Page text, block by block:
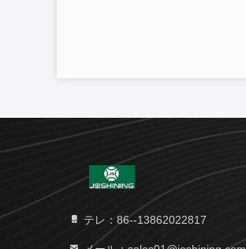
テレ：86--13862022817